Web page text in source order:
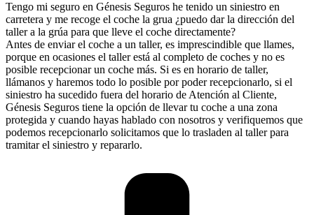
Tengo mi seguro en Génesis Seguros he tenido un siniestro en
carretera y me recoge el coche la grua ¿puedo dar la dirección del
taller a la grúa para que lleve el coche directamente?
Antes de enviar el coche a un taller, es imprescindible que llames,
porque en ocasiones el taller está al completo de coches y no es
posible recepcionar un coche más. Si es en horario de taller,
llámanos y haremos todo lo posible por poder recepcionarlo, si el
siniestro ha sucedido fuera del horario de Atención al Cliente,
Génesis Seguros tiene la opción de llevar tu coche a una zona
protegida y cuando hayas hablado con nosotros y verifiquemos que
podemos recepcionarlo solicitamos que lo trasladen al taller para
tramitar el siniestro y repararlo.